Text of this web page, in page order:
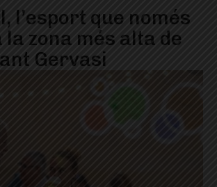
l’esport que només
la zona més alta de
Gervasi